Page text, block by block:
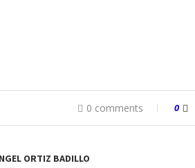
0 comments 0
ORTIZ BADILLO